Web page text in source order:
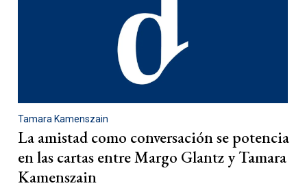
Tamara Kamenszain
La amistad como conversación se potencia
en las cartas entre Margo Glantz y Tamara
Kamenszain